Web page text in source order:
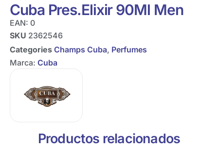
Cuba Pres.Elixir 90Ml Men
EAN: 0
SKU 2362546
Categories Champs Cuba, Perfumes
Marca: Cuba
Productos relacionados